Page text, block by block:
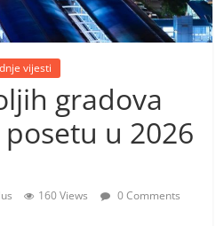
vijesti
gradova
u 2026
160 Views
0 Comments